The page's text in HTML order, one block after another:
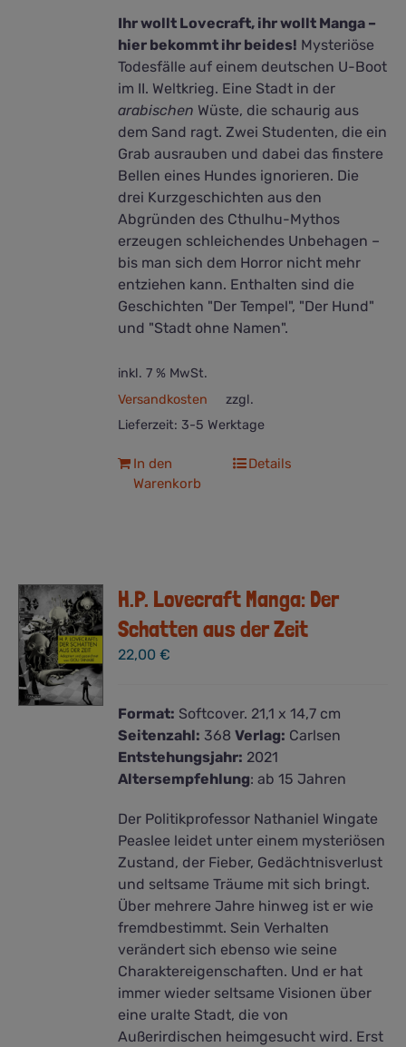
Ihr wollt Lovecraft, ihr wollt Manga –
hier bekommt ihr beides! Mysteriöse
Todesfälle auf einem deutschen U-Boot
im II. Weltkrieg. Eine Stadt in der
arabischen Wüste, die schaurig aus
dem Sand ragt. Zwei Studenten, die ein
Grab ausrauben und dabei das finstere
Bellen eines Hundes ignorieren. Die
drei Kurzgeschichten aus den
Abgründen des Cthulhu-Mythos
erzeugen schleichendes Unbehagen –
bis man sich dem Horror nicht mehr
entziehen kann. Enthalten sind die
Geschichten "Der Tempel", "Der Hund"
und "Stadt ohne Namen".
inkl. 7 % MwSt.
zzgl.
Versandkosten
Lieferzeit: 3-5 Werktage
In den
Warenkorb
Details
H.P. Lovecraft Manga: Der
Schatten aus der Zeit
22,00€
Format: Softcover. 21,1 x 14,7 cm
Seitenzahl: 368Verlag: Carlsen
Entstehungsjahr: 2021
Altersempfehlung: ab 15 Jahren
Der Politikprofessor Nathaniel Wingate
Peaslee leidet unter einem mysteriösen
Zustand, der Fieber, Gedächtnisverlust
und seltsame Träume mit sich bringt.
Über mehrere Jahre hinweg ist er wie
fremdbestimmt. Sein Verhalten
verändert sich ebenso wie seine
Charaktereigenschaften. Und er hat
immer wieder seltsame Visionen über
eine uralte Stadt, die von
Außerirdischen heimgesucht wird. Erst